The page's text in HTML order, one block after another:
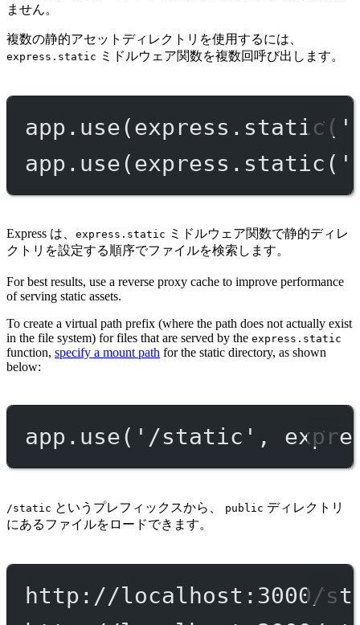
ません。
複数の静的アセットディレクトリを使用するには、
express.static ミドルウェア関数を複数回呼び出します。
app. use(express. static (
app. use(express. static (
Express は、 express.static ミドルウェア関数で静的ディレ
クトリを設定する順序でファイルを検索します。
For best results, use a reverse proxy cache to improve performance
of serving static assets.
To create a virtual path prefix (where the path does not actually exist
in the file system) for files that are served by the express.static
function, specify a mount path for the static directory, as shown
below:
app. use( '/static' ,
/static というプレフィックスから、 public ディレクトリ
にあるファイルをロードできます。
http://localhost:3000/